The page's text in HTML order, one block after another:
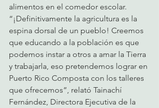
alimentos en el comedor escolar.
“¡Definitivamente la agricultura es la
espina dorsal de un pueblo! Creemos
que educando a la población es que
podemos instar a otros a amar la Tierra
y trabajarla, eso pretendemos lograr en
Puerto Rico Composta con los talleres
que ofrecemos”, relató Tainachí
Fernández, Directora Ejecutiva de la